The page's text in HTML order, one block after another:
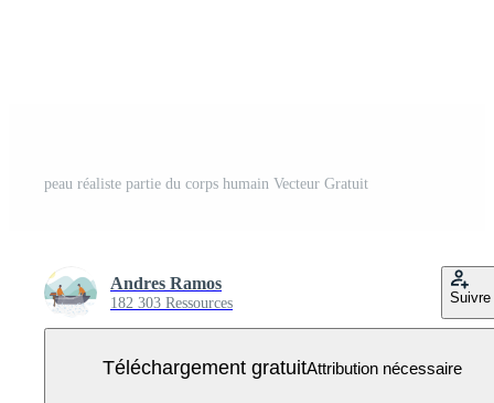
peau réaliste partie du corps humain Vecteur Gratuit
Andres Ramos
182 303 Ressources Suivre
Téléchargement gratuitAttribution nécessaire